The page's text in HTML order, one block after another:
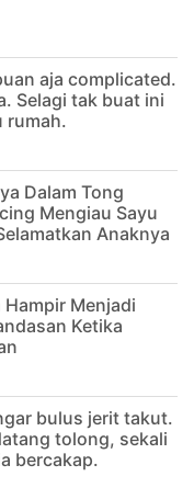
aja complicated.
Selagi tak buat ini
rumah.
Dalam Tong
Mengiau Sayu
Anaknya
Hampir Menjadi
Ketika
bulus jerit takut.
tolong, sekali
bercakap.